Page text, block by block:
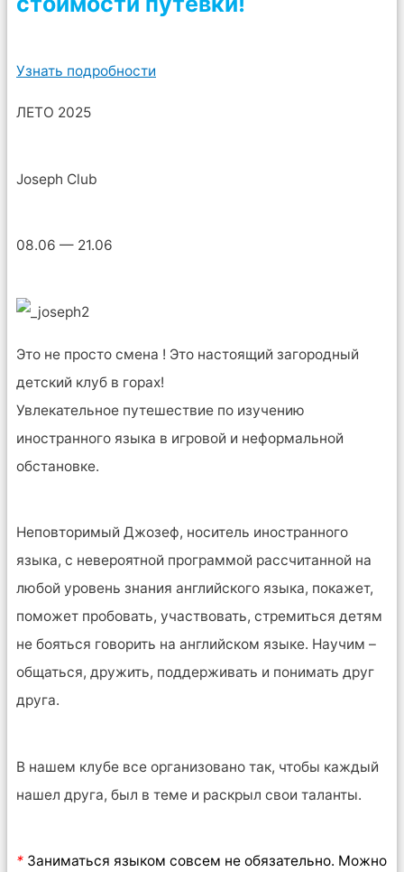
Узнать подробности
ЛЕТО 2025
Joseph Club
08.06 — 21.06
Это не просто смена ! Это настоящий загородный
детский клуб в горах!
Увлекательное путешествие по изучению
иностранного языка в игровой и неформальной
обстановке.
Неповторимый Джозеф, носитель иностранного
языка, с невероятной программой рассчитанной на
любой уровень знания английского языка, покажет,
поможет пробовать, участвовать, стремиться детям
не бояться говорить на английском языке. Научим –
общаться, дружить, поддерживать и понимать друг
друга.
В нашем клубе все организовано так, чтобы каждый
нашел друга, был в теме и раскрыл свои таланты.
* Заниматься языком совсем не обязательно. Можно